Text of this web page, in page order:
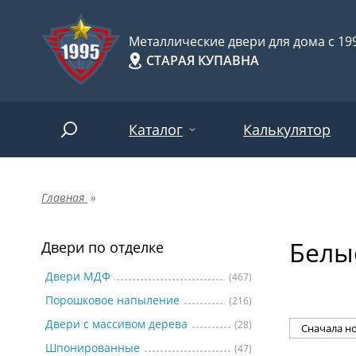
Металлические двери для дома с
СТАРАЯ КУПАВНА
Каталог
Двери по отделке
Двери по назначению
Двери по особенностям
Калькулятор
Главная »
Двери по отделке
Двери МДФ (467)
Порошковое напыление (216)
Двери с массивом дерева (28)
Шпонированные (47)